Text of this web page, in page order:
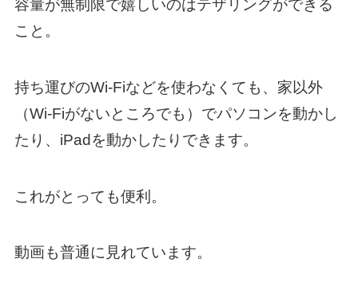
容量が無制限で嬉しいのはテザリングができる
こと。
持ち運びのWi-Fiなどを使わなくても、家以外
（Wi-Fiがないところでも）でパソコンを動かし
たり、iPadを動かしたりできます。
これがとっても便利。
動画も普通に見れています。